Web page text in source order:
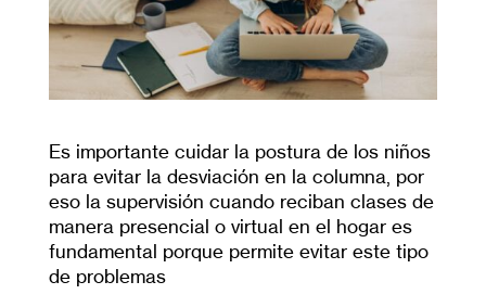
Es importante cuidar la postura de los niños
para evitar la desviación en la columna, por
eso la supervisión cuando reciban clases de
manera presencial o virtual en el hogar es
fundamental porque permite evitar este tipo
de problemas